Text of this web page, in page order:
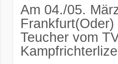
Am 04./05.
Teucher vom